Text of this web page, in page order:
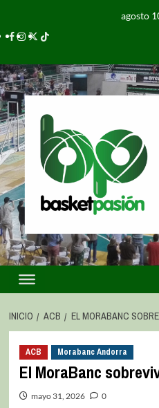
agosto
INICIO ACB EL MORABANC
ACB Morabanc Andorra
El MoraBanc
mayo 31, 2026 0